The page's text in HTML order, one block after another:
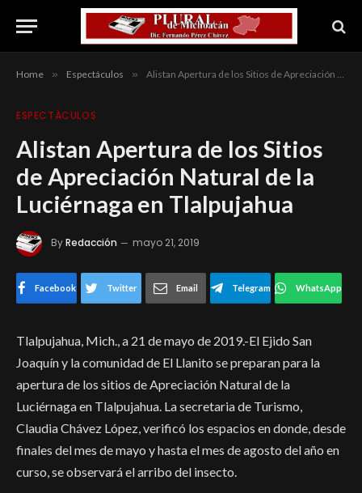
Home » Espectáculos » Alistan Apertura de los Sitios de Apreciación Natural de la Luciérnaga en Tlalpujahua
ESPECTÁCULOS
Alistan Apertura de los Sitios
de Apreciación Natural de la
Luciérnaga en Tlalpujahua
ByRedacción mayo 21, 2019
Facebook Twitter Email Telegram WhatsApp
Tlalpujahua, Mich., a 21 de mayo de 2019.-El Ejido San
Joaquín y la comunidad de El Llanito se preparan para la
apertura de los sitios de Apreciación Natural de la
Luciérnaga en Tlalpujahua. La secretaria de Turismo,
Claudia Chávez López, verificó los espacios en donde, desde
finales del mes de mayo y hasta el mes de agosto del año en
curso, se observará el arribo del insecto.